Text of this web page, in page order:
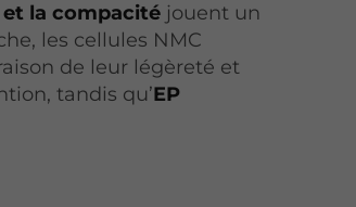
et la compacité jouent un
les cellules NMC
de leur légèreté et
tandis qu’EP